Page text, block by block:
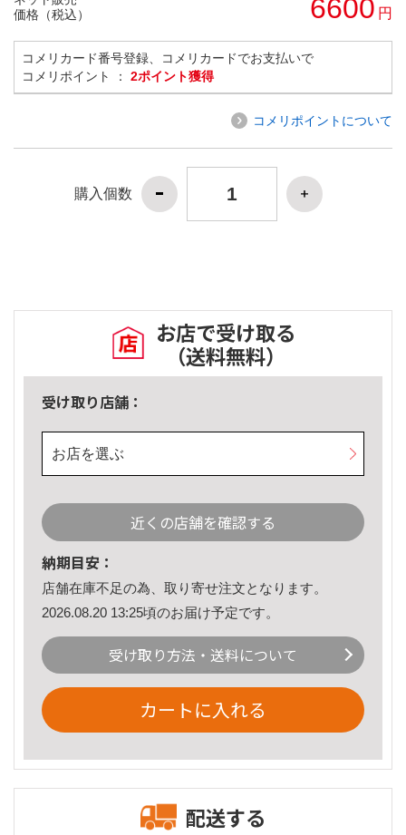
価格（税込）
6600 円
コメリカード番号登録、コメリカードでお支払いで
コメリポイント ： 2ポイント獲得
コメリポイントについて
購入個数
お店で受け取る
（送料無料）
受け取り店舗：
お店を選ぶ
近くの店舗を確認する
納期目安：
店舗在庫不足の為、取り寄せ注文となります。
2026.08.20 13:25頃のお届け予定です。
受け取り方法・送料について
カートに入れる
配送する